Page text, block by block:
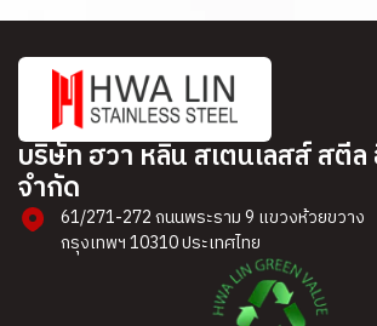
บริษัท ฮวา หลิน สเตนเลสส์ สตี
จำกัด​
61/271-272 ถนนพระราม 9 แขวงห้วยขวาง
กรุงเทพฯ 10310 ประเทศไทย